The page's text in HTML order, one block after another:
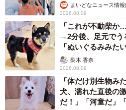
まいどなニュース情報
2026.08.09
「これが不動柴
→2分後、足元でう
「ぬいぐるみみたい
梨木 香奈
2026.08.09
「体だけ別生物み
犬、濡れた直後の
だ！」「河童だ」